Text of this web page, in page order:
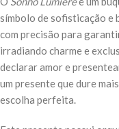
símbolo de sofisticação e
com precisão para
irradiando charme e
declarar amor e
um presente que dure
escolha perfeita.